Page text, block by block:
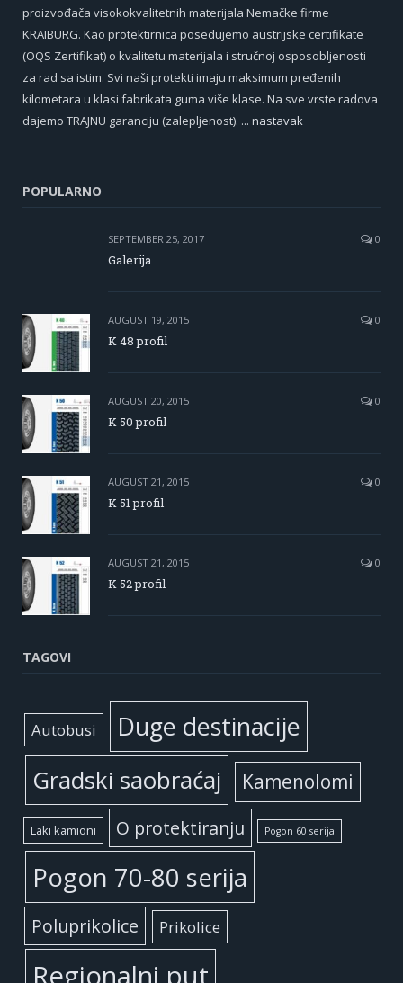
proizvođača visokokvalitetnih materijala Nemačke firme
KRAIBURG. Kao protektirnica posedujemo austrijske certifikate
(OQS Zertifikat) o kvalitetu materijala i stručnoj osposobljenosti
za rad sa istim. Svi naši protekti imaju maksimum pređenih
kilometara u klasi fabrikata guma više klase. Na sve vrste radova
dajemo TRAJNU garanciju (zalepljenost). ... nastavak
POPULARNO
SEPTEMBER 25, 2017 0
Galerija
AUGUST 19, 2015 0
K 48 profil
AUGUST 20, 2015 0
K 50 profil
AUGUST 21, 2015 0
K 51 profil
AUGUST 21, 2015 0
K 52 profil
TAGOVI
Autobusi Duge destinacije
Gradski saobraćaj Kamenolomi
Laki kamioni O protektiranju Pogon 60 serija
Pogon 70-80 serija
Poluprikolice Prikolice
Regionalni put